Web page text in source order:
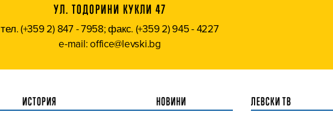
УЛ. ТОДОРИНИ КУКЛИ 47
тел. (+359 2) 847 - 7958; факс. (+359 2) 945 - 4227
e-mail: office@levski.bg
ИСТОРИЯ НОВИНИ ЛЕВСКИ ТВ